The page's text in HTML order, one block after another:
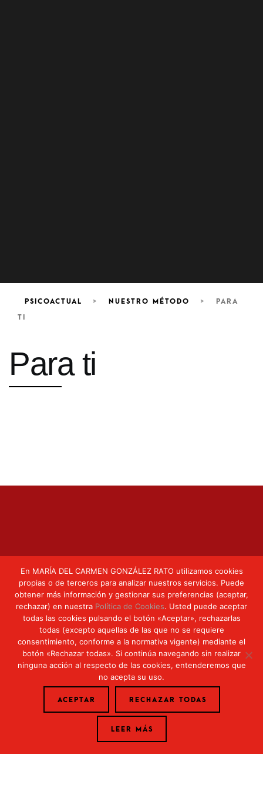
PSICOACTUAL > NUESTRO MÉTODO > PARA
TI
Para ti
Calle Uría, 33 Oviedo (Asturias)
DIRECCIÓN OVIEDO
Calle Corrida 39 3° 33206 Gijón (Asturias)
DIRECCIÓN GIJÓN
En MARÍA DEL CARMEN GONZÁLEZ RATO utilizamos cookies
propias o de terceros para analizar nuestros servicios. Puede
obtener más información y gestionar sus preferencias (aceptar,
rechazar) en nuestra Política de Cookies. Usted puede aceptar
todas las cookies pulsando el botón «Aceptar», rechazarlas
todas (excepto aquellas de las que no se requiere
consentimiento, conforme a la normativa vigente) mediante el
botón «Rechazar todas». Si continúa navegando sin realizar
ninguna acción al respecto de las cookies, entenderemos que
no acepta su uso.
ACEPTAR RECHAZAR TODAS
LEER MÁS